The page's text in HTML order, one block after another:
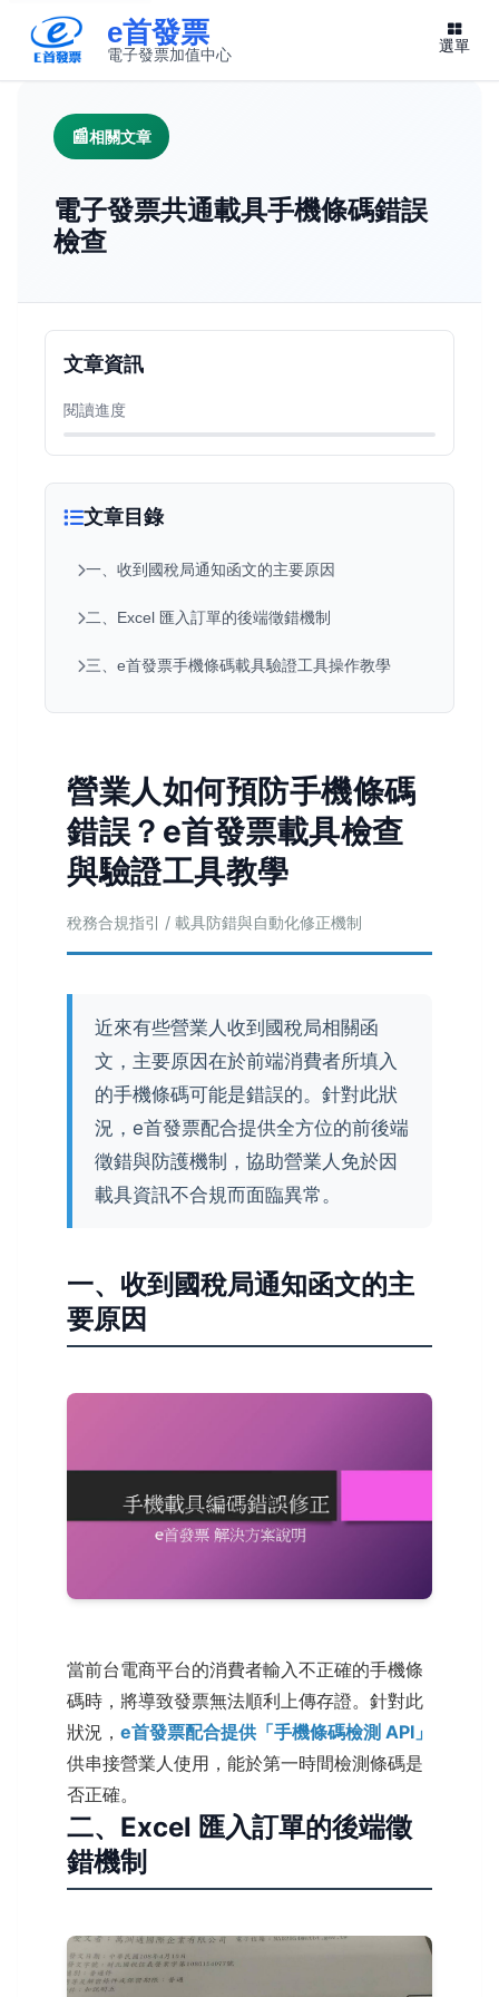
e首發票
電子發票加值中心 選單
相關文章
電子發票共通載具手機條碼錯誤
檢查
文章目錄
一、收到國稅局通知函文的主要原因
二、Excel 匯入訂單的後端徵錯機制
三、e首發票手機條碼載具驗證工具操作教學
營業人如何預防手機條碼
錯誤？e首發票載具檢查
與驗證工具教學
稅務合規指引 / 載具防錯與自動化修正機制
近來有些營業人收到國稅局相關函
文，主要原因在於前端消費者所填入
的手機條碼可能是錯誤的。針對此狀
況，e首發票配合提供全方位的前後端
徵錯與防護機制，協助營業人免於因
載具資訊不合規而面臨異常。
一、收到國稅局通知函文的主
要原因
當前台電商平台的消費者輸入不正確的手機條
碼時，將導致發票無法順利上傳存證。針對此
狀況， e首發票配合提供「手機條碼檢測 API」
供串接營業人使用，能於第一時間檢測條碼是
否正確。
二、Excel 匯入訂單的後端徵
錯機制
文章資訊
閱讀進度